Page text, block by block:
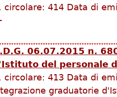
circolare:414 Data di
06.07.2015 n.
del personale
circolare:413 Data di
graduatorie